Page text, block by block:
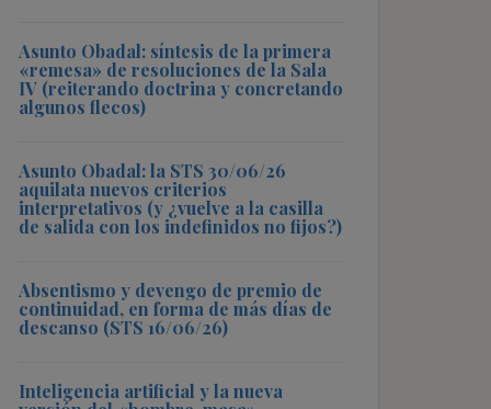
Asunto Obadal: síntesis de la primera
«remesa» de resoluciones de la Sala
IV (reiterando doctrina y concretando
algunos flecos)
Asunto Obadal: la STS 30/06/26
aquilata nuevos criterios
interpretativos (y ¿vuelve a la casilla
de salida con los indefinidos no fijos?)
Absentismo y devengo de premio de
continuidad, en forma de más días de
descanso (STS 16/06/26)
Inteligencia artificial y la nueva